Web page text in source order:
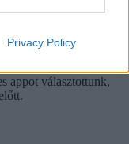
Privacy Policy
appal már most
akik érettségizni
appot választottunk,